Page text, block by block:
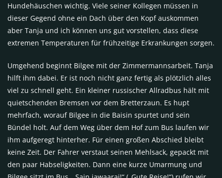
Hundehäuschen wichtig. Viele seiner Kollegen müssen in
dieser Gegend ohne ein Dach über den Kopf auskommen
aber Tanja und ich können uns gut vorstellen, dass diese
extremen Temperaturen für frühzeitige Erkrankungen sorgen.
Umgehend beginnt Bilgee mit der Zimmermannsarbeit. Tanja
hilft ihm dabei. Er ist noch nicht ganz fertig als plötzlich alles
viel zu schnell geht. Ein kleiner russischer Allradbus hält mit
quietschenden Bremsen vor dem Bretterzaun. Es hupt
mehrfach, worauf Bilgee in die Baisin spurtet und sein
Bündel holt. Auf dem Weg über dem Hof zum Bus laufen wir
ihm aufgeregt hinterher. Für einen großen Abschied bleibt
keine Zeit. Der Fahrer verstaut seinen Mehlsack, gepackt mit
den paar Habseligkeiten. Dann eine kurze Umarmung und